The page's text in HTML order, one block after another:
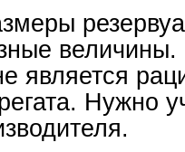
величины.
является
Нужно